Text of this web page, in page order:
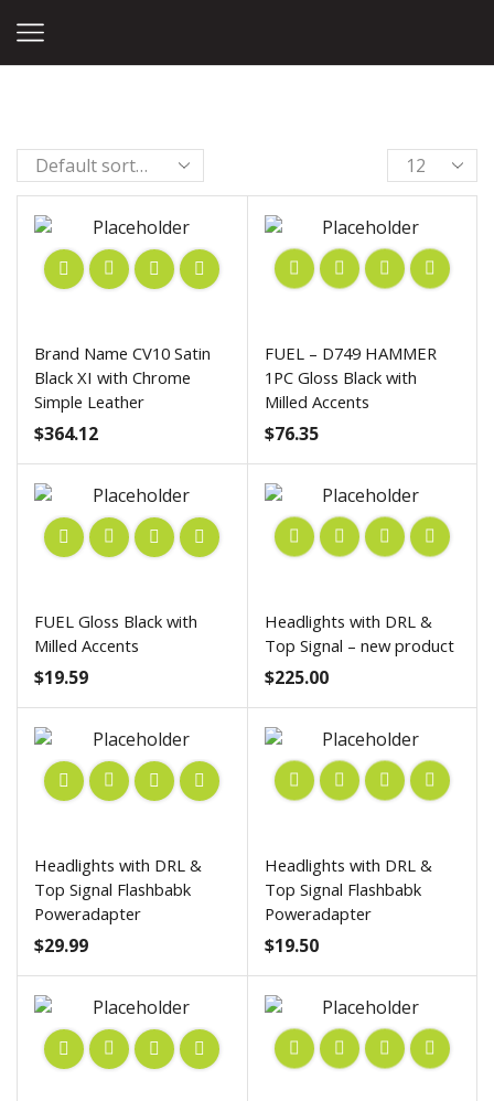
Brand Name CV10 Satin
Black XI with Chrome
Simple Leather
$364.12
FUEL – D749 HAMMER
1PC Gloss Black with
Milled Accents
$76.35
FUEL Gloss Black with
Milled Accents
$19.59
Headlights with DRL &
Top Signal – new product
$225.00
Headlights with DRL &
Top Signal Flashbabk
Poweradapter
$29.99
Headlights with DRL &
Top Signal Flashbabk
Poweradapter
$19.50